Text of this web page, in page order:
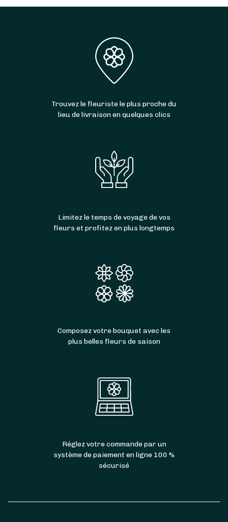
Trouvez le fleuriste le plus proche du
lieu de livraison en quelques clics
Limitez le temps de voyage de vos
fleurs et profitez en plus longtemps
Composez votre bouquet avec les
plus belles fleurs de saison
Réglez votre commande par un
système de paiement en ligne 100 %
sécurisé